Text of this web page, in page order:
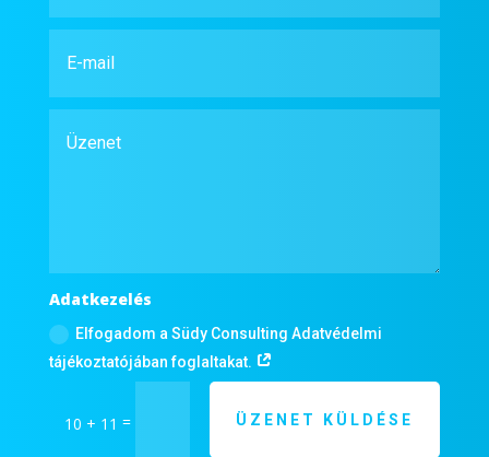
Adatkezelés
Elfogadom a Südy Consulting Adatvédelmi
tájékoztatójában foglaltakat.
10 + 11 = ÜZENET KÜLDÉSE